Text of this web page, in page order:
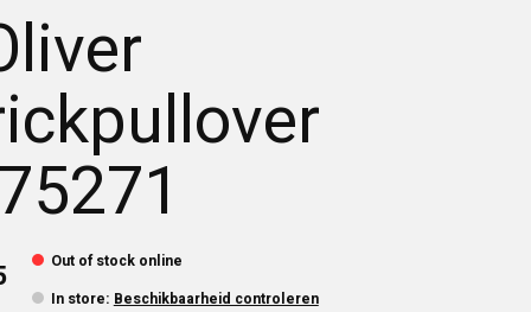
Out of stock online
In store: Beschikbaarheid controleren